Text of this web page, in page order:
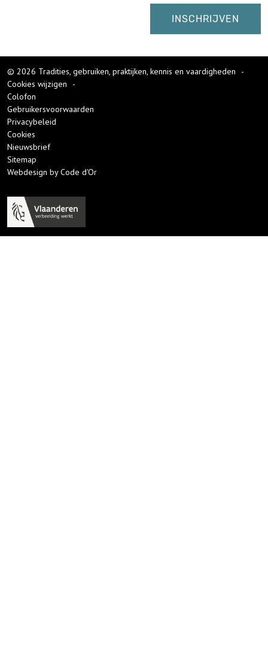
© 2026 Tradities, gebruiken, praktijken, kennis en vaardigheden
-
Cookies wijzigen
-
Colofon
Gebruikersvoorwaarden
Privacybeleid
Cookies
Nieuwsbrief
Sitemap
Webdesign by Code d'Or